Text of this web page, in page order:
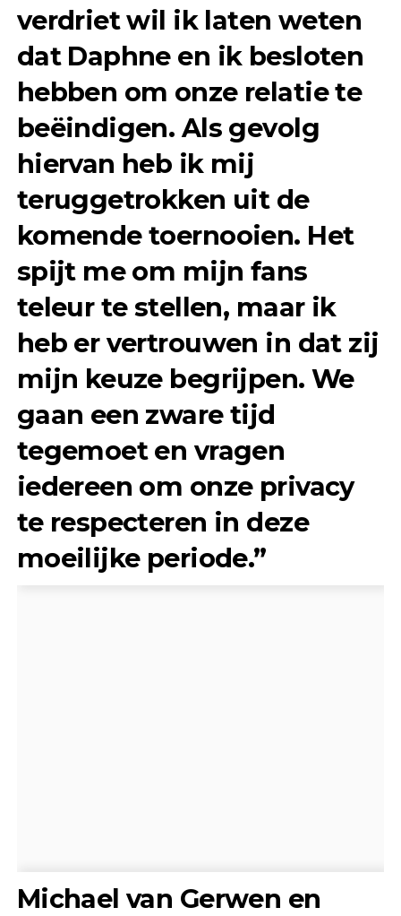
verdriet wil ik laten weten
dat Daphne en ik besloten
hebben om onze relatie te
beëindigen. Als gevolg
hiervan heb ik mij
teruggetrokken uit de
komende toernooien. Het
spijt me om mijn fans
teleur te stellen, maar ik
heb er vertrouwen in dat zij
mijn keuze begrijpen. We
gaan een zware tijd
tegemoet en vragen
iedereen om onze privacy
te respecteren in deze
moeilijke periode.”
Michael van Gerwen en